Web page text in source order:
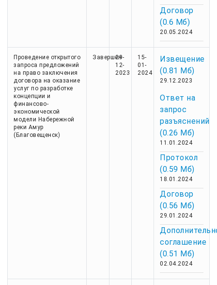
Договор
(0.6 Мб)
20.05.2024
Проведение открытого
запроса предложений
на право заключения
договора на оказание
услуг по разработке
концепции и
финансово-
экономической
модели Набережной
реки Амур
(Благовещенск)
Завершен
29-
12-
2023
15-
01-
2024
Извещение
(0.81 Мб)
29.12.2023
Ответ на
запрос
разъяснений
(0.26 Мб)
11.01.2024
Протокол
(0.59 Мб)
18.01.2024
Договор
(0.56 Мб)
29.01.2024
соглашение
(0.51 Мб)
02.04.2024